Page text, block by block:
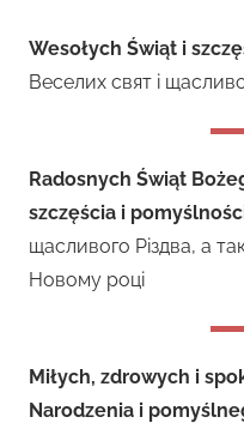
Wesołych Świąt i
Веселих свят і
Radosnych Świąt
szczęścia i
щасливого Різдва, а
Новому році
Miłych, zdrowych i
Narodzenia i